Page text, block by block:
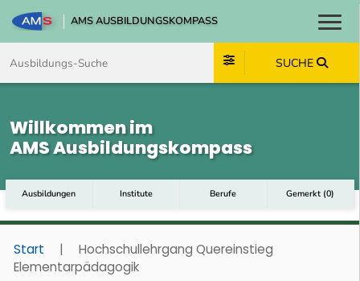
AMS AUSBILDUNGSKOMPASS
SUCHE
Willkommen im
AMS Ausbildungskompass
Ausbildungen Institute Berufe Gemerkt (0)
Start |
Hochschullehrgang Quereinstieg
Elementarpädagogik